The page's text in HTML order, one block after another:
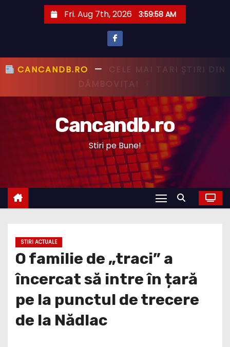
Fri. Aug 7th, 2026 3:59:59 AM
CANCANDB.RO—
Cancandb.ro
Stiri pe Bune!
STIRI ACTUALE
O familie de „traci” a
încercat să intre în țară
pe la punctul de trecere
de la Nădlac